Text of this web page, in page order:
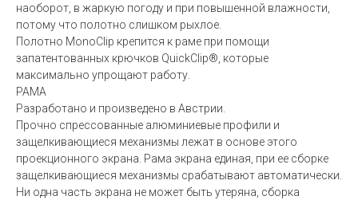
наоборот, в жаркую погоду и при повышенной влажности,
потому что полотно слишком рыхлое.
Полотно MonoClip крепится к раме при помощи
запатентованных крючков QuickClip®, которые
максимально упрощают работу.
РАМА
Разработано и произведено в Австрии.
Прочно спрессованные алюминиевые профили и
защелкивающиеся механизмы лежат в основе этого
проекционного экрана. Рама экрана единая, при ее сборке
защелкивающиеся механизмы срабатывают автоматически.
Ни одна часть экрана не может быть утеряна, сборка